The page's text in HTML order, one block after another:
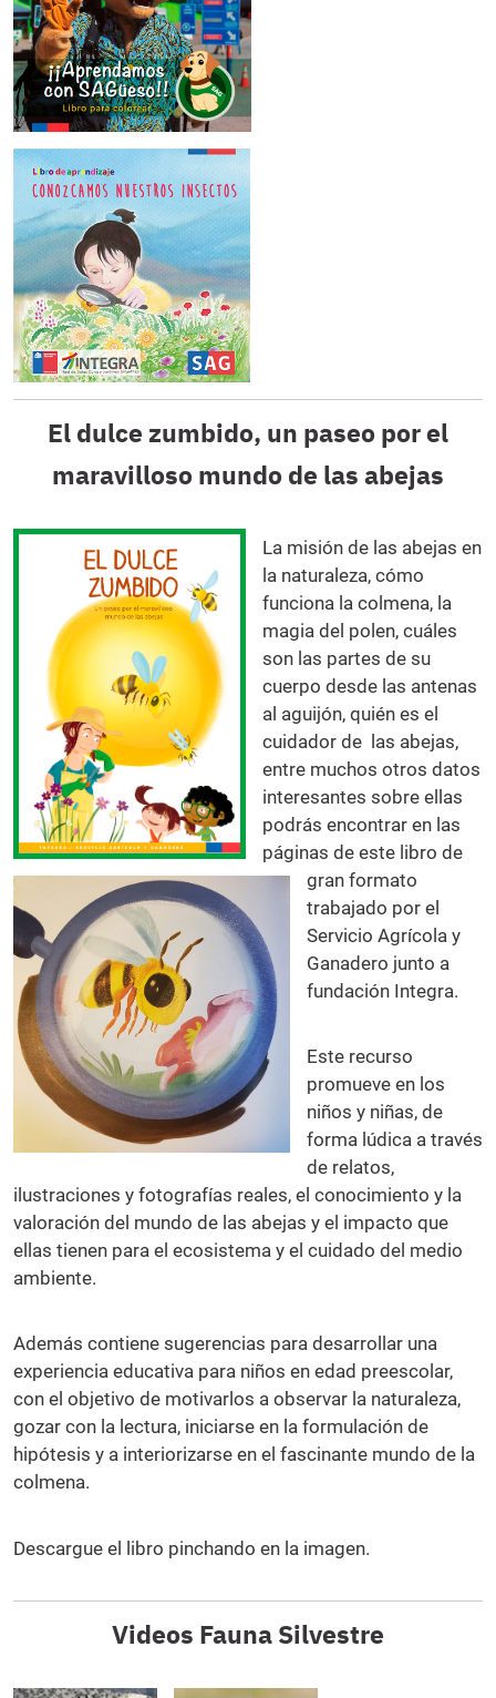
El dulce zumbido, un paseo por el
maravilloso mundo de las abejas
La misión de las abejas en
la naturaleza, cómo
funciona la colmena, la
magia del polen, cuáles
son las partes de su
cuerpo desde las antenas
al aguijón, quién es el
cuidador de las abejas,
entre muchos otros datos
interesantes sobre ellas
podrás encontrar en las
páginas de este libro de
gran formato
trabajado por el
Servicio Agrícola y
Ganadero junto a
fundación Integra.
Este recurso
promueve en los
niños y niñas, de
forma lúdica a través
de relatos,
ilustraciones y fotografías reales, el conocimiento y la
valoración del mundo de las abejas y el impacto que
ellas tienen para el ecosistema y el cuidado del medio
ambiente.
Además contiene sugerencias para desarrollar una
experiencia educativa para niños en edad preescolar,
con el objetivo de motivarlos a observar la naturaleza,
gozar con la lectura, iniciarse en la formulación de
hipótesis y a interiorizarse en el fascinante mundo de la
colmena.
Descargue el libro pinchando en la imagen.
Videos Fauna Silvestre